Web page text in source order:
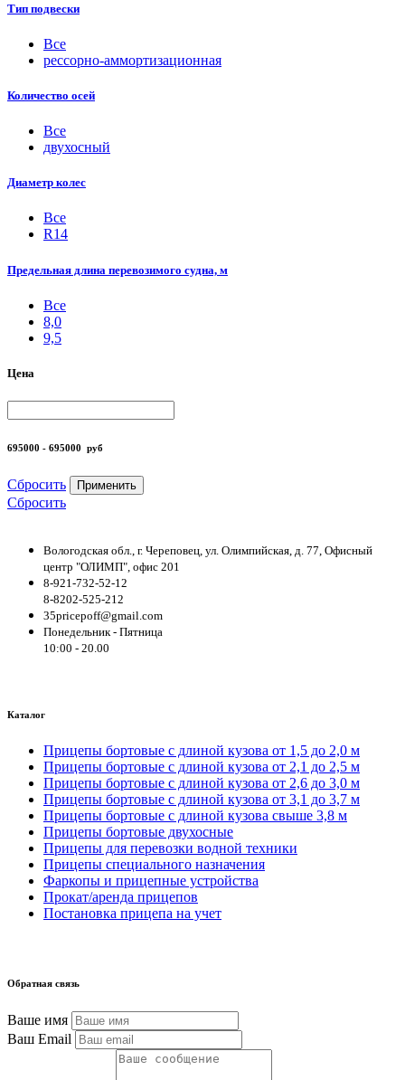
Тип подвески
Все
рессорно-аммортизационная
Количество осей
Все
двухосный
Диаметр колес
Все
R14
Предельная длина перевозимого судна, м
Все
8,0
9,5
Цена
695000 - 695000 руб
Сбросить Применить
Сбросить
Вологодская обл., г. Череповец, ул. Олимпийская, д. 77, Офисный
центр "ОЛИМП", офис 201
8-921-732-52-12
8-8202-525-212
35pricepoff@gmail.com
Понедельник - Пятница
10:00 - 20.00
Каталог
Прицепы бортовые с длиной кузова от 1,5 до 2,0 м
Прицепы бортовые с длиной кузова от 2,1 до 2,5 м
Прицепы бортовые с длиной кузова от 2,6 до 3,0 м
Прицепы бортовые с длиной кузова от 3,1 до 3,7 м
Прицепы бортовые с длиной кузова свыше 3,8 м
Прицепы бортовые двухосные
Прицепы для перевозки водной техники
Прицепы специального назначения
Фаркопы и прицепные устройства
Прокат/аренда прицепов
Постановка прицепа на учет
Обратная связь
Ваше имя
Ваш Email